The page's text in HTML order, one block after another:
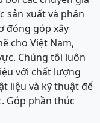
sản xuất và phân
đóng góp xây
cho Việt Nam,
Chúng tôi luôn
với chất lượng
liệu và kỹ thuật để
Góp phần thúc